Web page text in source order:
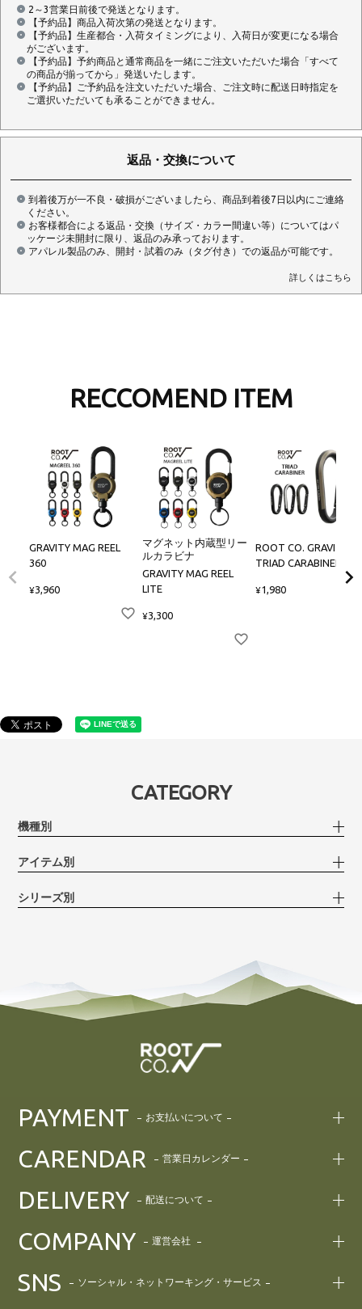
2～3営業日前後で発送となります。
【予約品】商品入荷次第の発送となります。
【予約品】生産都合・入荷タイミングにより、入荷日が変更になる場合
がございます。
【予約品】予約商品と通常商品を一緒にご注文いただいた場合「すべて
の商品が揃ってから」発送いたします。
【予約品】ご予約品を注文いただいた場合、ご注文時に配送日時指定を
ご選択いただいても承ることができません。
返品・交換について
到着後万が一不良・破損がございましたら、商品到着後7日以内にご連絡
ください。
お客様都合による返品・交換（サイズ・カラー間違い等）についてはパ
ッケージ未開封に限り、返品のみ承っております。
アパレル製品のみ、開封・試着のみ（タグ付き）での返品が可能です。
詳しくはこちら
RECCOMEND ITEM
GRAVITY MAG REEL
360
¥3,960
マグネット内蔵型リー
ルカラビナ
GRAVITY MAG REEL
LITE
¥3,300
ROOT CO. GRAVITY
TRIAD CARABINER
¥1,980
CATEGORY
機種別
アイテム別
シリーズ別
PAYMENT お支払いについて
CARENDAR 営業日カレンダー
DELIVERY 配送について
COMPANY 運営会社
SNS ソーシャル・ネットワーキング・サービス